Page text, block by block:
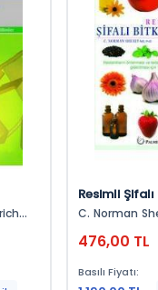
Resimli
C. Norman
476,00 TL
Basılı Fiyatı: